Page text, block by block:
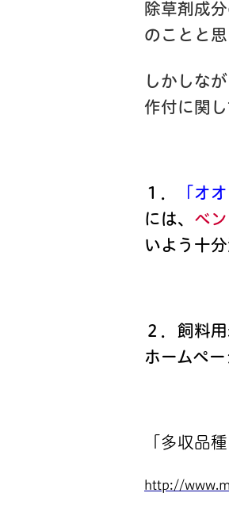
除草剤成
のことと思
しかしな
作付に関
１． 「オ
には、 ベ
いよう十
２．飼料
ホームペ
「多収品
http://